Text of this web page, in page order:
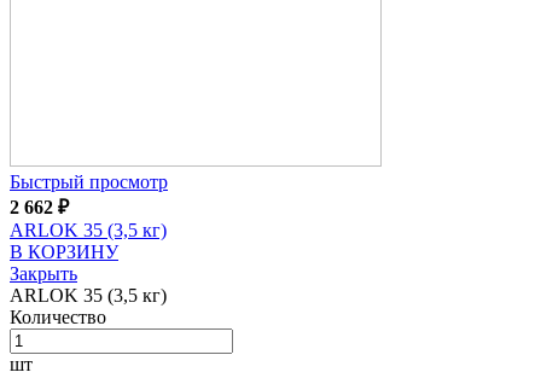
Быстрый просмотр
2 662 ₽
ARLOK 35 (3,5 кг)
В КОРЗИНУ
Закрыть
ARLOK 35 (3,5 кг)
Количество
шт